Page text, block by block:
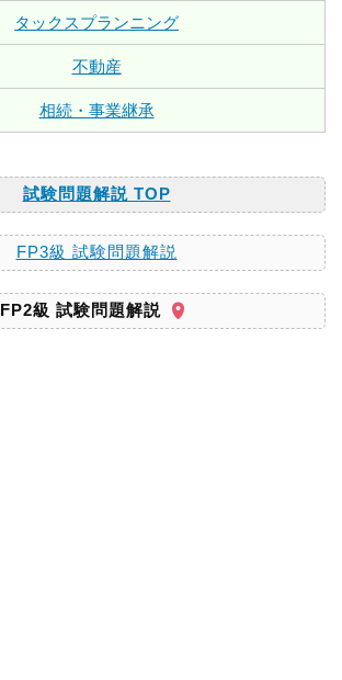
タックスプランニング
不動産
相続・事業継承
試験問題解説 TOP
FP3級 試験問題解説
FP2級 試験問題解説